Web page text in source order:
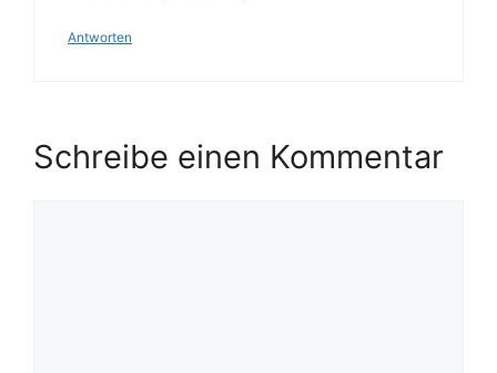
Antworten
Schreibe einen Kommentar